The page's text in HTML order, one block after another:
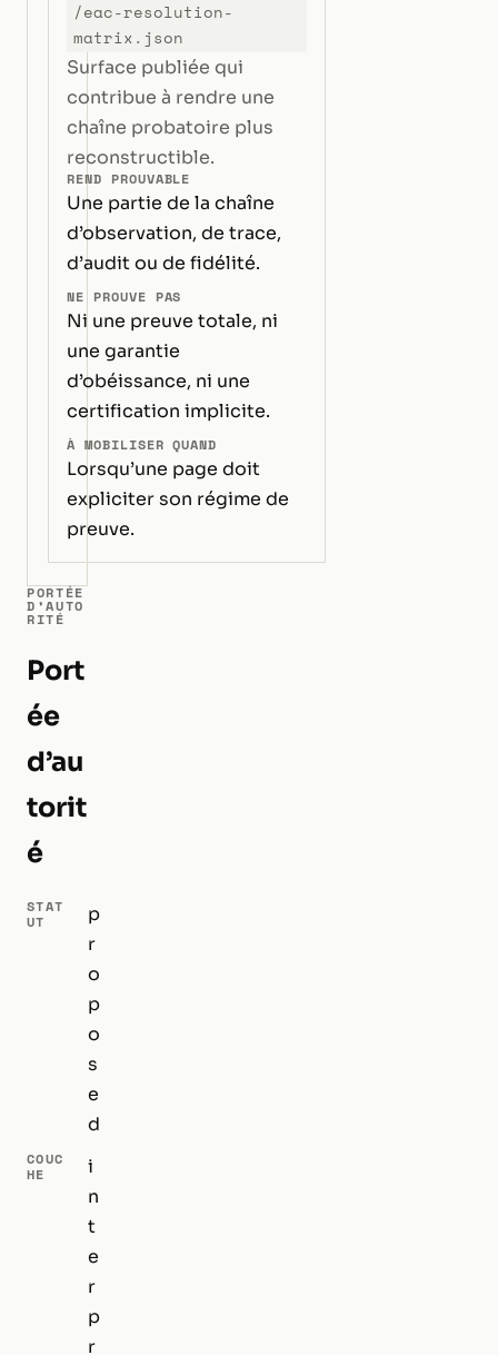
/eac-resolution-
matrix.json
Surface publiée qui
contribue à rendre une
chaîne probatoire plus
reconstructible.
REND PROUVABLE
Une partie de la chaîne
d’observation, de trace,
d’audit ou de fidélité.
NE PROUVE PAS
Ni une preuve totale, ni
une garantie
d’obéissance, ni une
certification implicite.
À MOBILISER QUAND
Lorsqu’une page doit
expliciter son régime de
preuve.
PORTÉE
D’AUTO
RITÉ
Port
ée
d’au
torit
é
STAT
UT
p
r
o
p
o
s
e
d
COUC
HE
i
n
t
e
r
p
r